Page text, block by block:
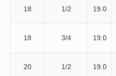
18 1/2 19.0
18 3/4 19.0
20 1/2 19.0